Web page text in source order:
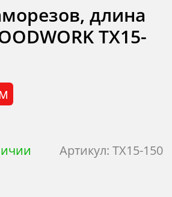
Артикул: TX15-150
длина
TX15-